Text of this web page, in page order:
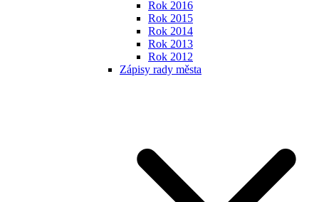
Rok 2016
Rok 2015
Rok 2014
Rok 2013
Rok 2012
Zápisy rady města